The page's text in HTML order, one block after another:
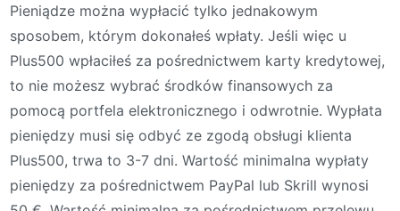
Pieniądze można wypłacić tylko jednakowym
sposobem, którym dokonałeś wpłaty. Jeśli więc u
Plus500 wpłaciłeś za pośrednictwem karty kredytowej,
to nie możesz wybrać środków finansowych za
pomocą portfela elektronicznego i odwrotnie. Wypłata
pieniędzy musi się odbyć ze zgodą obsługi klienta
Plus500, trwa to 3-7 dni. Wartość minimalna wypłaty
pieniędzy za pośrednictwem PayPal lub Skrill wynosi